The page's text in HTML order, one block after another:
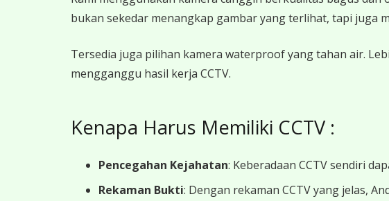
bukan sekedar menangkap gambar yang terlihat, tapi juga
Tersedia juga pilihan kamera waterproof yang tahan air.
mengganggu hasil kerja CCTV.
Kenapa Harus Memiliki CCTV :
Pencegahan Kejahatan: Keberadaan CCTV sendiri
Rekaman Bukti: Dengan rekaman CCTV yang jelas,